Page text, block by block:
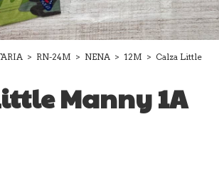
> RN-24M > NENA > 12M > Calza Little
Manny 1A